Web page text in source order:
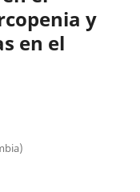
y
en el